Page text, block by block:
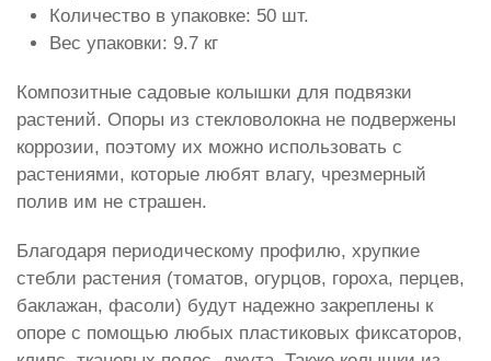
Количество в упаковке: 50 шт.
Вес упаковки: 9.7 кг
Композитные садовые колышки для подвязки
растений. Опоры из стекловолокна не подвержены
коррозии, поэтому их можно использовать с
растениями, которые любят влагу, чрезмерный
полив им не страшен.
Благодаря периодическому профилю, хрупкие
стебли растения (томатов, огурцов, гороха, перцев,
баклажан, фасоли) будут надежно закреплены к
опоре с помощью любых пластиковых фиксаторов,